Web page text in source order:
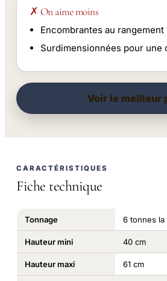
✗ On aime moins
Encombrantes au rangement
Surdimensionnées pour une
Voir le meilleur
CARACTÉRISTIQUES
Fiche technique
Tonnage 6 tonnes la
Hauteur mini 40 cm
Hauteur maxi 61 cm